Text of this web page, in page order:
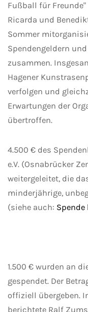
Fußball für Freunde"
Ricarda und
Sommer
Spendengeldern
zusammen.
Hagener
verfolgen und
Erwartungen der
übertroffen.
4.500 € des
e.V. (Osnabrücker
weitergeleitet, die
minderjährige,
(siehe auch:
1.500 € wurden an
gespendet. Der
offiziell übergeben.
berichtete Ralf